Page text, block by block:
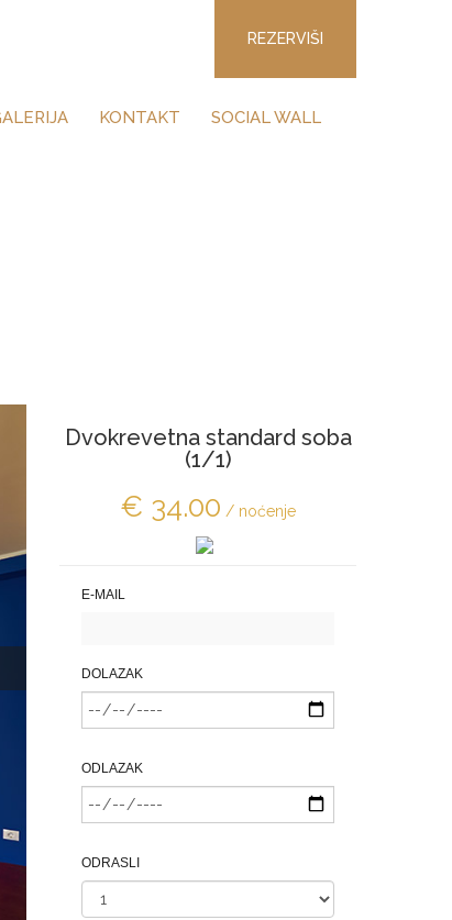
REZERVIŠI
KONTAKT SOCIAL WALL
Dvokrevetna standard soba
(1/1)
€ 34.00 / noćenje
E-MAIL
DOLAZAK
ODLAZAK
ODRASLI